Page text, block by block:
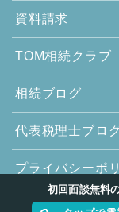
初回面談無料の
資料請求
TOM相続クラブ
相続ブログ
代表税理士ブロ
プライバシーポ